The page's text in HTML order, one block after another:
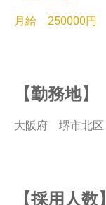
月給 250000円
【勤務地】
大阪府 堺市北区
【採用人数】